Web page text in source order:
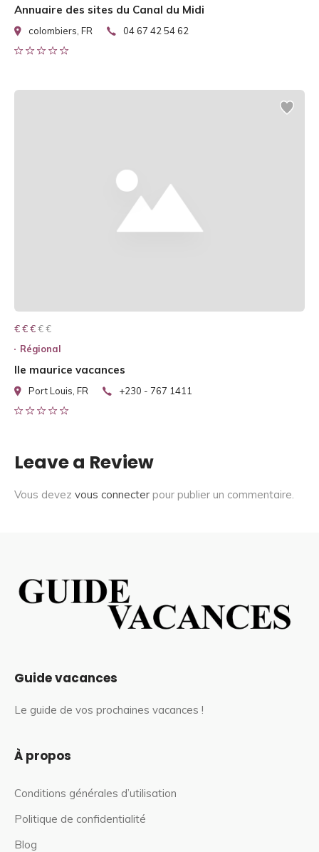
Annuaire des sites du Canal du Midi
colombiers, FR 04 67 42 54 62
€ € € € €
€ € €
Régional
Ile maurice vacances
Port Louis, FR +230 - 767 1411
Leave a Review
Vous devez vous connecter pour publier un commentaire.
Guide vacances
Le guide de vos prochaines vacances !
À propos
Conditions générales d’utilisation
Politique de confidentialité
Blog